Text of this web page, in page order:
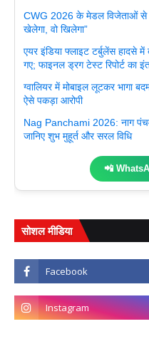
CWG 2026 के मेडल विजेताओं से
खेलेगा, वो खिलेगा”
एयर इंडिया फ्लाइट टर्बुलेंस हादसे
गए; फाइनल ड्रग टेस्ट रिपोर्ट का
ग्वालियर में मोबाइल लूटकर भागा
ऐसे पकड़ा आरोपी
Nag Panchami 2026: नाग
जानिए शुभ मुहूर्त और सरल विधि
📲
सोशल मीडिया